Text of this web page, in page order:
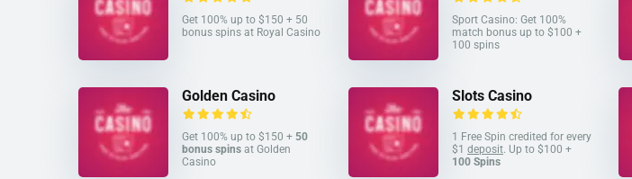
Get 100% up to $150 + 50
bonus spins at Royal Casino
Sport Casino: Get 100%
match bonus up to $100 +
100 spins
Golden Casino
Get 100% up to $150 + 50
bonus spins at Golden
Casino
Slots Casino
1 Free Spin credited for every
$1 deposit. Up to $100 +
100 Spins